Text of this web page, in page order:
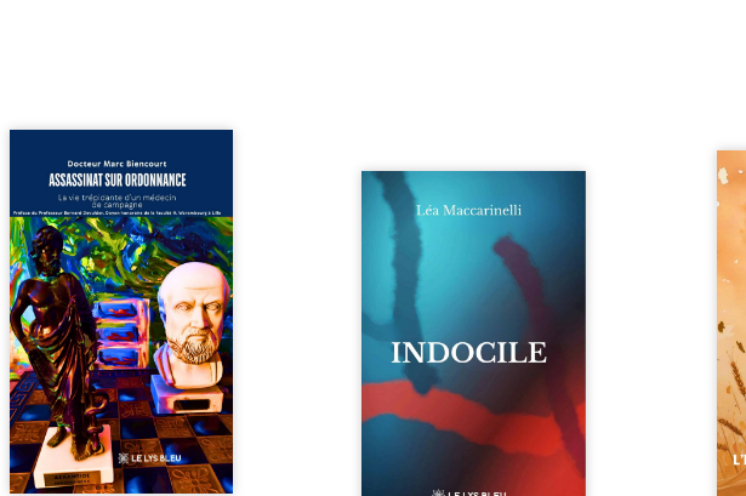
Assassinat sur ordonnance –
La vie trépidante d’un médecin
de campagne est la réédition
enrichie et actualisée du
témoignage du Docteur Marc
Biencourt, ancien médecin de
famille, qui revient sur son
parcours médical, syndical et
ordinal. Depuis septembre
2013, il raconte le long combat
qui l’a conduit à être écarté du
corps médical, malgré une
décision de première instance
Quatre parties. Quatre refus.
Quatre visages d’une existence
en friction. Entre les silences
qu’on ne déchiffre pas, les
amours qu’on dérange, les
corps qu’on administre et les
liens qu’on sabote, cet ouvrage
parle à celles et ceux qui
vivent trop fort, trop vrai, trop
tôt. Indocile est une traversée.
Une langue nue. Une
insurrection calme. Une
déclaration d’existence pour ...
son